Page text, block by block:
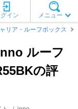
メニュー
グイン
リア・ルーフボックス
ルーフ
の評